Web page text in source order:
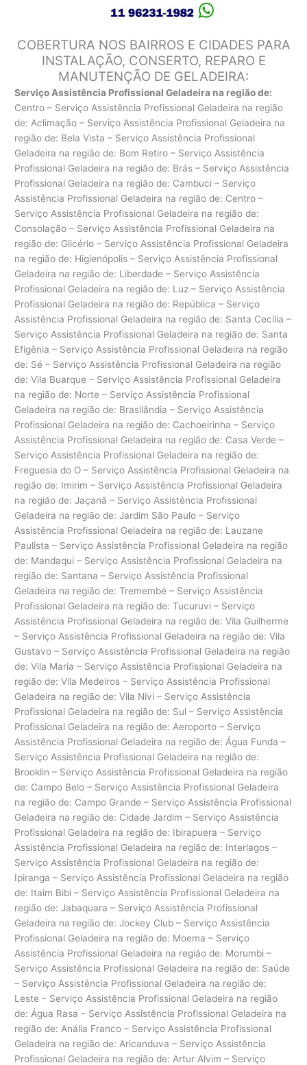
COBERTURA NOS BAIRROS E CIDADES PARA
INSTALAÇÃO, CONSERTO, REPARO E
MANUTENÇÃO DE GELADEIRA:
Serviço Assistência Profissional Geladeira na região de:
Centro – Serviço Assistência Profissional Geladeira na região
de: Aclimação – Serviço Assistência Profissional Geladeira na
região de: Bela Vista – Serviço Assistência Profissional
Geladeira na região de: Bom Retiro – Serviço Assistência
Profissional Geladeira na região de: Brás – Serviço Assistência
Profissional Geladeira na região de: Cambuci – Serviço
Assistência Profissional Geladeira na região de: Centro –
Serviço Assistência Profissional Geladeira na região de:
Consolação – Serviço Assistência Profissional Geladeira na
região de: Glicério – Serviço Assistência Profissional Geladeira
na região de: Higienópolis – Serviço Assistência Profissional
Geladeira na região de: Liberdade – Serviço Assistência
Profissional Geladeira na região de: Luz – Serviço Assistência
Profissional Geladeira na região de: República – Serviço
Assistência Profissional Geladeira na região de: Santa Cecília –
Serviço Assistência Profissional Geladeira na região de: Santa
Efigênia – Serviço Assistência Profissional Geladeira na região
de: Sé – Serviço Assistência Profissional Geladeira na região
de: Vila Buarque – Serviço Assistência Profissional Geladeira
na região de: Norte – Serviço Assistência Profissional
Geladeira na região de: Brasilândia – Serviço Assistência
Profissional Geladeira na região de: Cachoeirinha – Serviço
Assistência Profissional Geladeira na região de: Casa Verde –
Serviço Assistência Profissional Geladeira na região de:
Freguesia do O – Serviço Assistência Profissional Geladeira na
região de: Imirim – Serviço Assistência Profissional Geladeira
na região de: Jaçanã – Serviço Assistência Profissional
Geladeira na região de: Jardim São Paulo – Serviço
Assistência Profissional Geladeira na região de: Lauzane
Paulista – Serviço Assistência Profissional Geladeira na região
de: Mandaqui – Serviço Assistência Profissional Geladeira na
região de: Santana – Serviço Assistência Profissional
Geladeira na região de: Tremembé – Serviço Assistência
Profissional Geladeira na região de: Tucuruvi – Serviço
Assistência Profissional Geladeira na região de: Vila Guilherme
– Serviço Assistência Profissional Geladeira na região de: Vila
Gustavo – Serviço Assistência Profissional Geladeira na região
de: Vila Maria – Serviço Assistência Profissional Geladeira na
região de: Vila Medeiros – Serviço Assistência Profissional
Geladeira na região de: Vila Nivi – Serviço Assistência
Profissional Geladeira na região de: Sul – Serviço Assistência
Profissional Geladeira na região de: Aeroporto – Serviço
Assistência Profissional Geladeira na região de: Água Funda –
Serviço Assistência Profissional Geladeira na região de:
Brooklin – Serviço Assistência Profissional Geladeira na região
de: Campo Belo – Serviço Assistência Profissional Geladeira
na região de: Campo Grande – Serviço Assistência Profissional
Geladeira na região de: Cidade Jardim – Serviço Assistência
Profissional Geladeira na região de: Ibirapuera – Serviço
Assistência Profissional Geladeira na região de: Interlagos –
Serviço Assistência Profissional Geladeira na região de:
Ipiranga – Serviço Assistência Profissional Geladeira na região
de: Itaim Bibi – Serviço Assistência Profissional Geladeira na
região de: Jabaquara – Serviço Assistência Profissional
Geladeira na região de: Jockey Club – Serviço Assistência
Profissional Geladeira na região de: Moema – Serviço
Assistência Profissional Geladeira na região de: Morumbi –
Serviço Assistência Profissional Geladeira na região de: Saúde
– Serviço Assistência Profissional Geladeira na região de:
Leste – Serviço Assistência Profissional Geladeira na região
de: Água Rasa – Serviço Assistência Profissional Geladeira na
região de: Anália Franco – Serviço Assistência Profissional
Geladeira na região de: Aricanduva – Serviço Assistência
Profissional Geladeira na região de: Artur Alvim – Serviço